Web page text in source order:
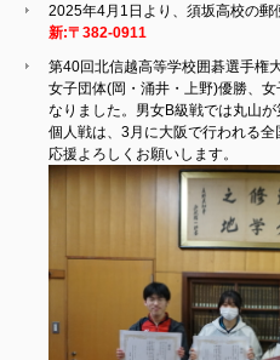
2025年4月1日より、須坂高校の郵
新:〒382-0911
第40回北信越高等学校囲碁選手権
女子団体(岡・涌井・上野)優勝、
なりました。男女B級戦では丸山
個人戦は、3月に大阪で行われる全
応援よろしくお願いします。